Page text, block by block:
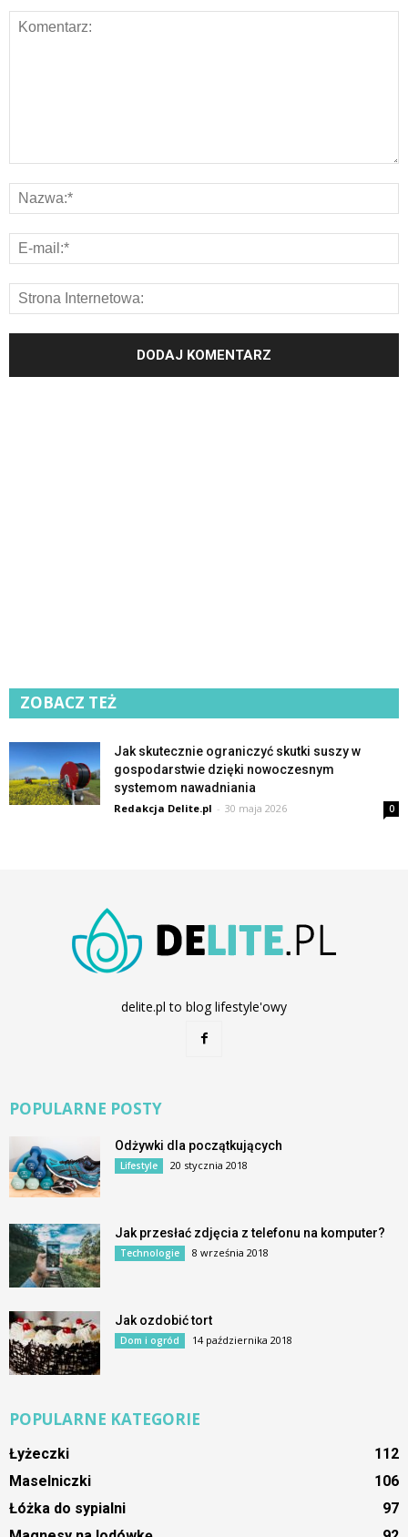
ZOBACZ TEŻ
Jak skutecznie ograniczyć skutki suszy w
gospodarstwie dzięki nowoczesnym
systemom nawadniania
Redakcja Delite.pl - 30 maja 2026 0
delite.pl to blog lifestyle'owy
POPULARNE POSTY
Odżywki dla początkujących
Lifestyle 20 stycznia 2018
Jak przesłać zdjęcia z telefonu na komputer?
Technologie 8 września 2018
Jak ozdobić tort
Dom i ogród 14 października 2018
POPULARNE KATEGORIE
Łyżeczki
112
Maselniczki
106
Łóżka do sypialni
97